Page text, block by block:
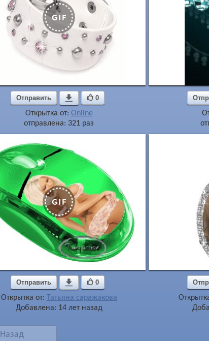
Отправить  0
Открытка от: Online
отправлена: 321 раз
Отправить  0
Открытка от:
Татьяна саражакова
Добавлена: 14 лет назад
Назад